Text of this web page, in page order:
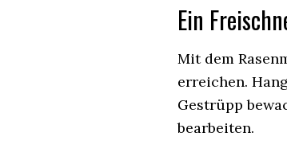
Ein
Mit dem
erreichen.
Gestrüpp
bearbeiten.